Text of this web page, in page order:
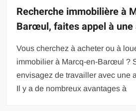
Recherche immobilière à
Barœul, faites appel à une
Vous cherchez à acheter ou à
immobilier à Marcq-en-Barœul ?
envisagez de travailler avec une
Il y a de nombreux avantages à